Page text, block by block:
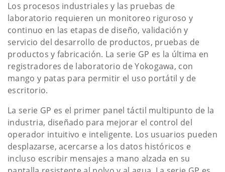
Los procesos industriales y las pruebas de
laboratorio requieren un monitoreo riguroso y
continuo en las etapas de diseño, validación y
servicio del desarrollo de productos, pruebas de
productos y fabricación. La serie GP es la última en
registradores de laboratorio de Yokogawa, con
mango y patas para permitir el uso portátil y de
escritorio.
La serie GP es el primer panel táctil multipunto de la
industria, diseñado para mejorar el control del
operador intuitivo e inteligente. Los usuarios pueden
desplazarse, acercarse a los datos históricos e
incluso escribir mensajes a mano alzada en su